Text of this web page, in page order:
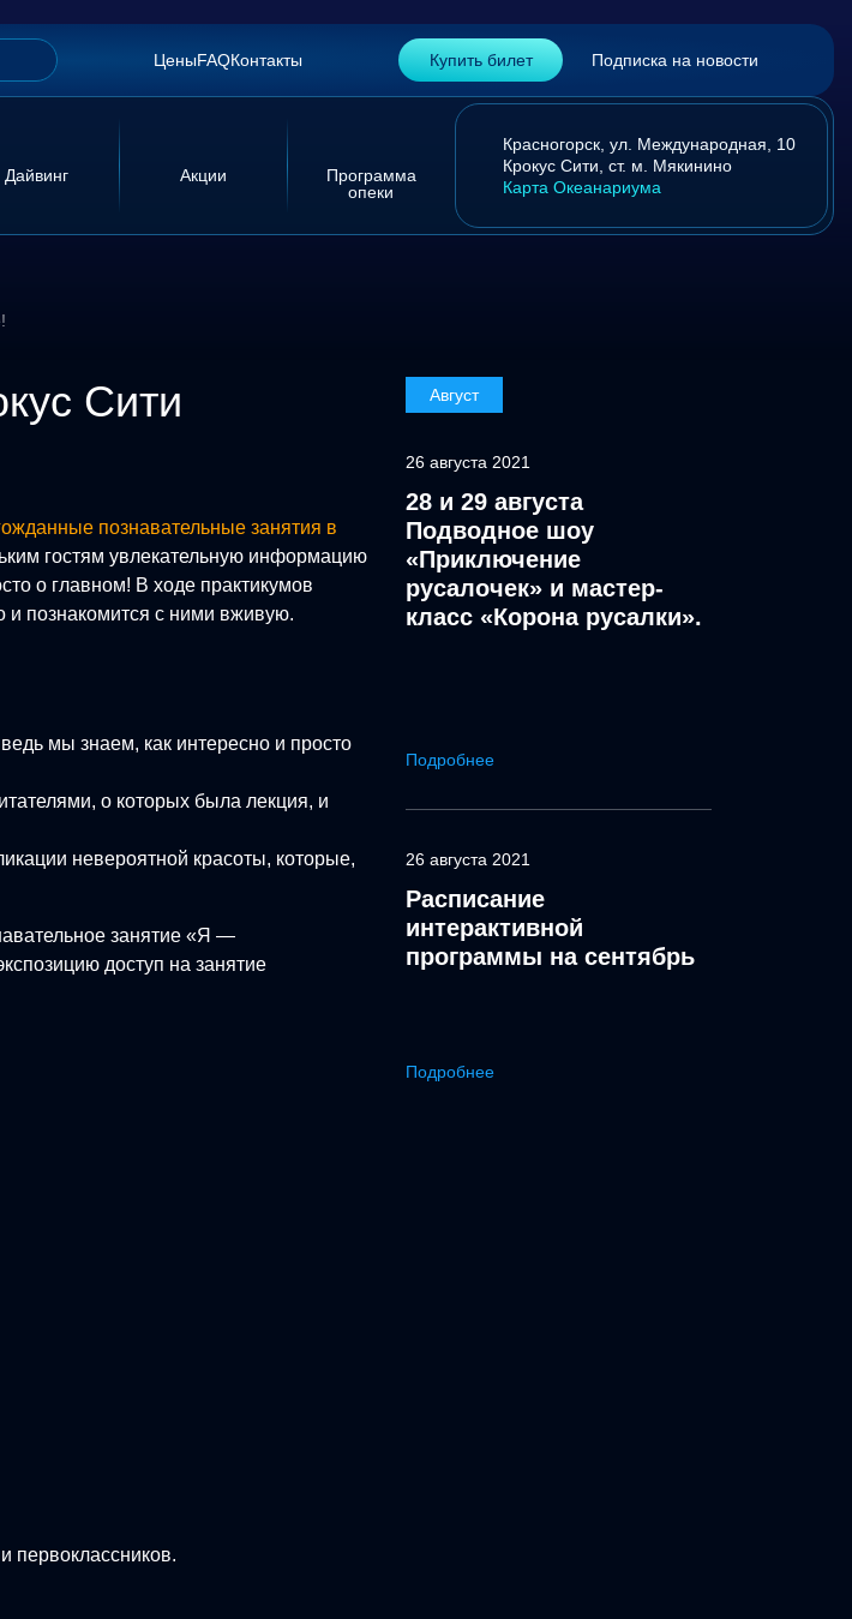
ЦеныFAQКонтакты Купить билет Подписка на новости
Дайвинг Акции
Программа
опеки
Красногорск, ул. Международная, 10
Крокус Сити, ст. м. Мякинино
Карта Океанариума
Сити
познавательные занятия в
гостям увлекательную информацию
о главном! В ходе практикумов
и познакомится с ними вживую.
мы знаем, как интересно и просто
о которых была лекция, и
невероятной красоты, которые,
занятие «Я —
доступ на занятие
первоклассников.
Август
26 августа 2021
28 и 29 августа
Подводное шоу
«Приключение
русалочек» и мастер-
класс «Корона русалки».
Подробнее
26 августа 2021
Расписание
интерактивной
программы на сентябрь
Подробнее